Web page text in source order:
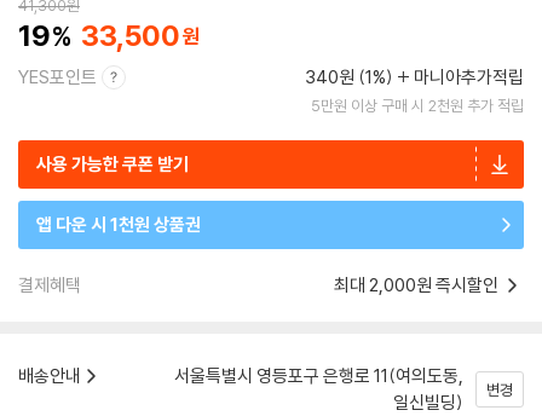
41,300원
19 33,500
YES포인트 340원 (1%) 마니아추가적립
5만원 이상 구매 시 2천원 추가 적립
사용 가능한 쿠폰 받기
앱 다운 시 1천원 상품권
결제혜택 최대 2,000원 즉시할인
배송안내
서울특별시 영등포구 은행로 11(여의도동,
일신빌딩)
변경